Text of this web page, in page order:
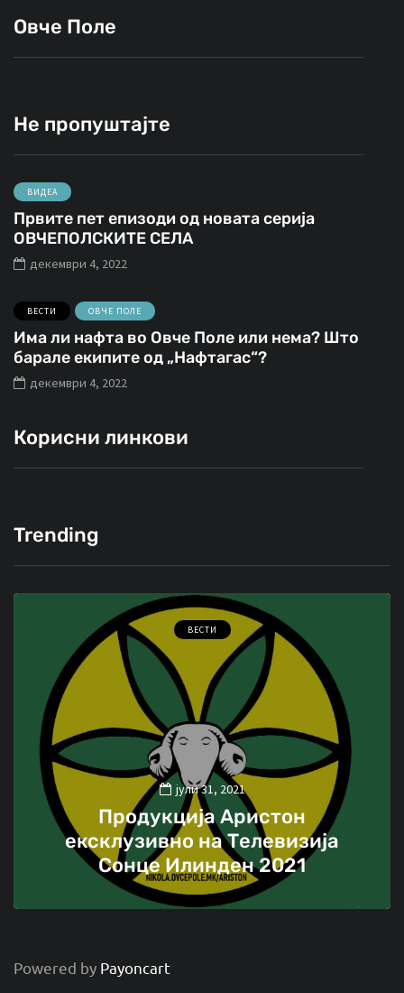
Овче Поле
Не пропуштајте
ВИДЕА
Првите пет епизоди од новата серија
ОВЧЕПОЛСКИТЕ СЕЛА
декември 4, 2022
ВЕСТИ ОВЧЕ ПОЛЕ
Има ли нафта во Овче Поле или нема? Што
барале екипите од „Нафтагас“?
декември 4, 2022
Корисни линкови
Trending
ВЕСТИ
јули 31, 2021
Продукција Аристон
ексклузивно на Телевизија
Сонце Илинден 2021
Powered by Payoncart